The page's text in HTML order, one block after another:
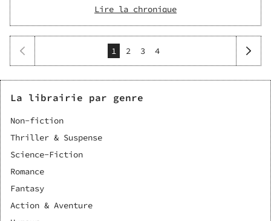
distingue avant tout par son sujet. L’intrigue dépasse
les enjeux liés aux biocarburants ou encore certai
Lire la chronique
1 2 3 4
La librairie par genre
Non-fiction
Thriller & Suspense
Science-Fiction
Romance
Fantasy
Action & Aventure